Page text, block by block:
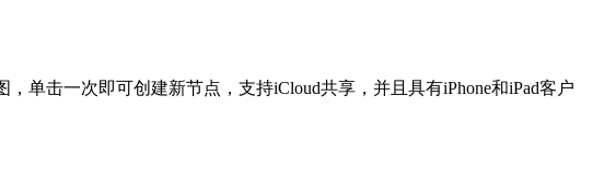
单击一次即可创建新节点，支持iCloud共享，并且具有iPhone和iPad客户